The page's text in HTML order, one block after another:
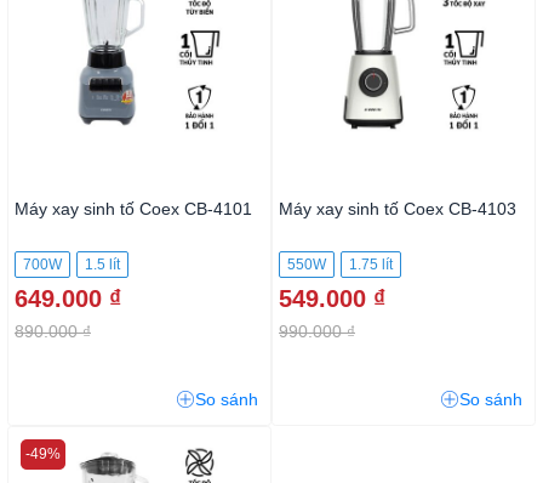
Máy xay sinh tố Coex CB-4101
700W 1.5 lít
649.000 ₫
890.000 ₫
So sánh
Máy xay sinh tố Coex CB-4103
550W 1.75 lít
549.000 ₫
990.000 ₫
So sánh
-49%